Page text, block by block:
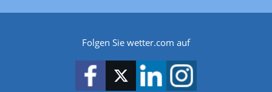
Folgen Sie wetter.com auf